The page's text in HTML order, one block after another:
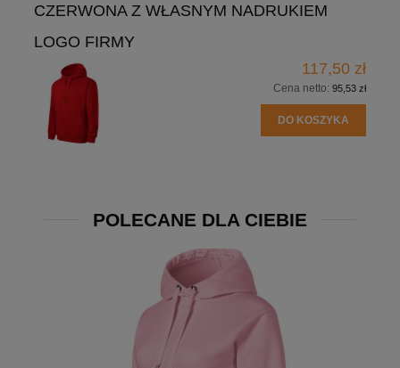
CZERWONA Z WŁASNYM NADRUKIEM
LOGO FIRMY
117,50 zł
Cena netto: 95,53 zł
DO KOSZYKA
POLECANE DLA CIEBIE